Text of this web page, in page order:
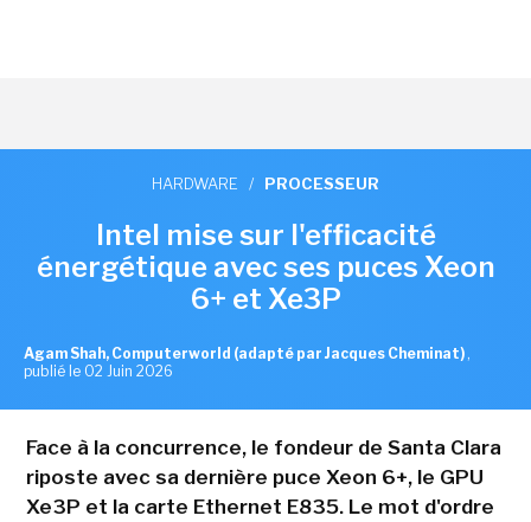
HARDWARE / PROCESSEUR
Intel mise sur l'efficacité
énergétique avec ses puces Xeon
6+ et Xe3P
Agam Shah, Computerworld (adapté par Jacques Cheminat) ,
publié le 02 Juin 2026
Face à la concurrence, le fondeur de Santa Clara
riposte avec sa dernière puce Xeon 6+, le GPU
Xe3P et la carte Ethernet E835. Le mot d'ordre